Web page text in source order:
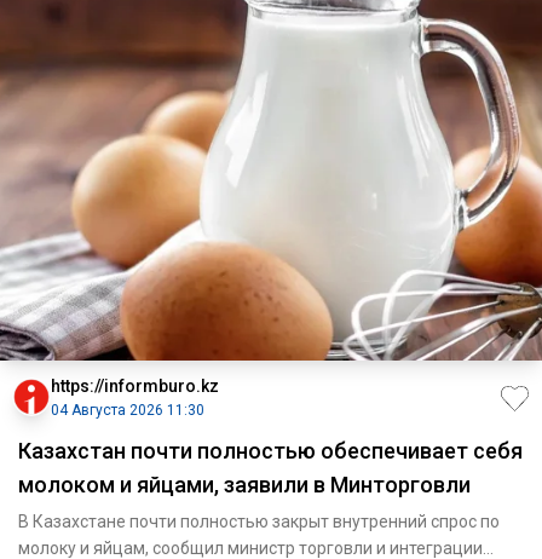
https://informburo.kz
04 Августа 2026 11:30
Казахстан почти полностью обеспечивает себя
молоком и яйцами, заявили в Минторговли
В Казахстане почти полностью закрыт внутренний спрос по
молоку и яйцам, сообщил министр торговли и интеграции